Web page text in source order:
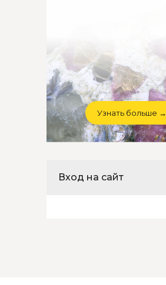
Узнать больше →
Вход на сайт